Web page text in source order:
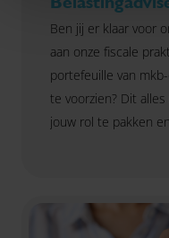
Ben jij er klaar voor
aan onze fiscale
portefeuille van
te voorzien? Dit
jouw rol te pakken